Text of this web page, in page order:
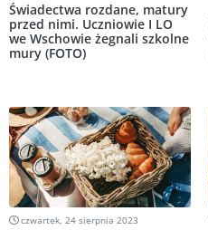
Świadectwa rozdane, matury
przed nimi. Uczniowie I LO
we Wschowie żegnali szkolne
mury (FOTO)
czwartek, 24 sierpnia 2023